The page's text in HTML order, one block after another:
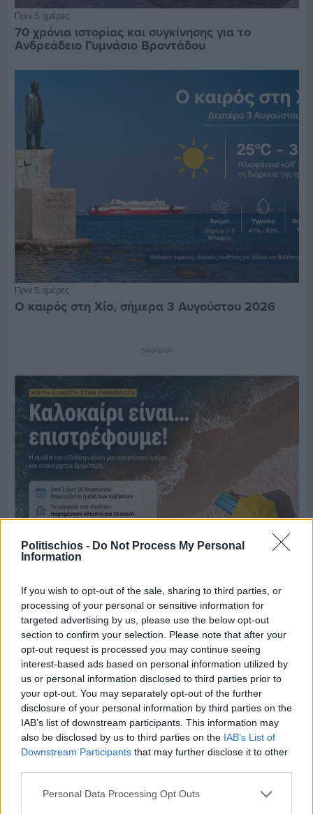
Politischios - Do Not Process My Personal
Information
If you wish to opt-out of the sale, sharing to third parties, or
processing of your personal or sensitive information for
targeted advertising by us, please use the below opt-out
section to confirm your selection. Please note that after your
opt-out request is processed you may continue seeing
interest-based ads based on personal information utilized by
us or personal information disclosed to third parties prior to
your opt-out. You may separately opt-out of the further
disclosure of your personal information by third parties on the
IAB’s list of downstream participants. This information may
also be disclosed by us to third parties on the IAB’s List of
Downstream Participants that may further disclose it to other
Personal Data Processing Opt Outs
Πριν 5 ημέρες
70 χρόνια ιστορίας και συγκίνησης για το
Ανδρεάδειο Γυμνάσιο Βροντάδου
Πριν 5 ημέρες
Ο καιρός στη Χίο, σήμερα 3 Αυγούστου 2026
Διαφήμιση
Πριν 7 ημέρες
Μία μικρή αλλά αναγκαία ανάπαυλα για την
ομάδα του «Πολίτη»